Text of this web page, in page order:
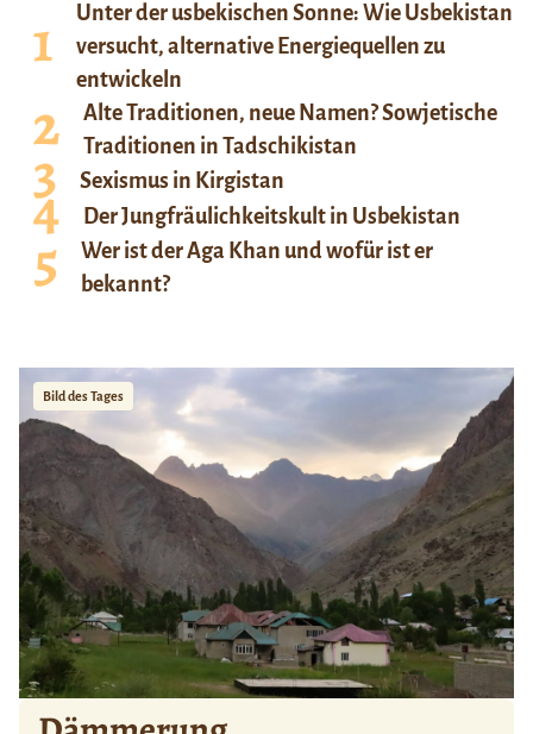
Unter der usbekischen Sonne: Wie Usbekistan
versucht, alternative Energiequellen zu
entwickeln
Alte Traditionen, neue Namen? Sowjetische
Traditionen in Tadschikistan
Sexismus in Kirgistan
Der Jungfräulichkeitskult in Usbekistan
Wer ist der Aga Khan und wofür ist er
bekannt?
Bild des Tages